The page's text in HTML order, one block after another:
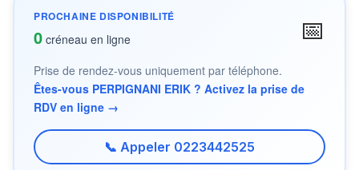
PROCHAINE DISPONIBILITÉ
0 créneau en ligne 📅
Prise de rendez-vous uniquement par téléphone.
Êtes-vous PERPIGNANI ERIK ? Activez la prise de
RDV en ligne →
📞 Appeler 0223442525